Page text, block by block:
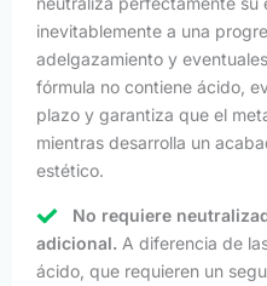
inevitablemente a una
adelgazamiento y
fórmula no contiene ácido,
plazo y garantiza que el
mientras desarrolla un
estético.
No requiere
adicional. A diferencia de
ácido, que requieren un